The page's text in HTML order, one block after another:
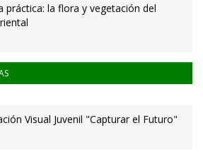
práctica: la flora y vegetación del
Visual Juvenil "Capturar el Futuro"